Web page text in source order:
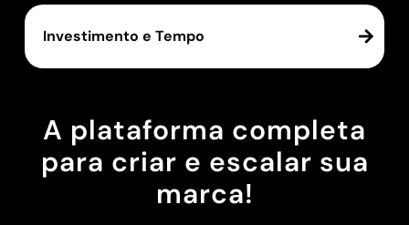
Investimento e Tempo
A plataforma completa
para criar e escalar sua
marca!